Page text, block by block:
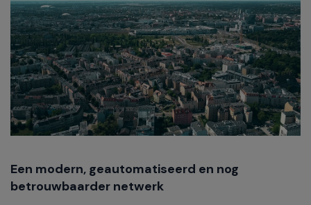
Een modern, geautomatiseerd en nog
betrouwbaarder netwerk